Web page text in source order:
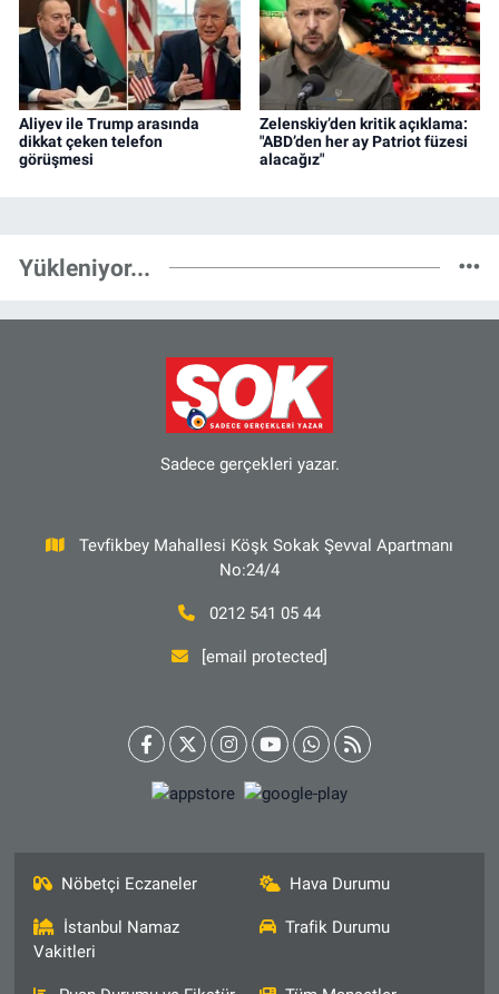
Aliyev ile Trump arasında
dikkat çeken telefon
görüşmesi
Zelenskiy’den kritik açıklama:
"ABD’den her ay Patriot füzesi
alacağız"
Yükleniyor...
Sadece gerçekleri yazar.
Tevfikbey Mahallesi Köşk Sokak Şevval Apartmanı
No:24/4
0212 541 05 44
[email protected]
Nöbetçi Eczaneler Hava Durumu
İstanbul Namaz
Vakitleri
Trafik Durumu